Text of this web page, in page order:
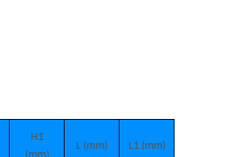
H1
L (mm) L1 (mm)